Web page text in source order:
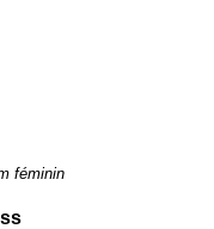
féminin